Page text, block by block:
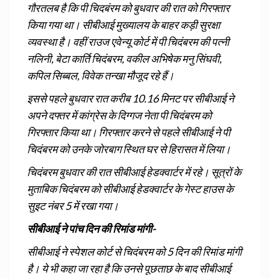
गौरतलब है कि पी चिदबंरम को बुधवार की रात को गिरफ्तार
किया गया था। सीबीआई मुख्यालय के बाहर कड़ी सुरक्षा
व्यवस्था है। वहीं राउज एवेन्यू कोर्ट में पी चिदंबरम की पत्नी
नलिनी, बेटा कार्ति चिदंबरम, वकील अभिषेक मनु सिंघवी,
कपिल सिब्बल, विवेक तन्खा मौजूद रहे हैं।
इससे पहले बुधवार रात करीब 10.16 मिनट पर सीबीआई ने
अपने दफ्तर में कांग्रेस के दिग्गज नेता पी चिदंबरम को
गिरफ्तार किया था। गिरफ्तार करने से पहले सीबीआई ने पी
चिदंबरम को उनके जोरबाग स्थित घर से हिरासत में लिया।
चिदंबरम बुधवार की रात सीबीआई हेडक्वार्टर में रहे। सूत्रों के
मुताबिक चिदंबरम को सीबीआई हेडक्वार्टर के गेस्ट हाउस के
सुइट नंबर 5 में रखा गया।
सीबीआई ने पांच दिन की रिमांड मांगी-
सीबीआई ने स्पेशल कोर्ट से चिदंबरम को 5 दिन की रिमांड मांगी
है। ये भी कहा जा रहा है कि उनसे पूछताछ के बाद सीबीआई